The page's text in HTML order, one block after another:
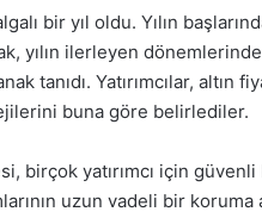
bir yıl oldu. Yılın
yılın ilerleyen
tanıdı. Yatırımcılar, altın
buna göre belirlediler.
birçok yatırımcı için
uzun vadeli bir